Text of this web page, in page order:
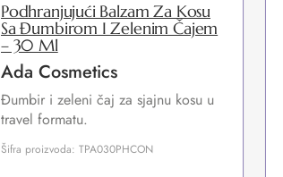
Podhranjujući Balzam Za Kosu
Sa Đumbirom I Zelenim Čajem
– 30 Ml
Ada Cosmetics
Đumbir i zeleni čaj za sjajnu kosu u
travel formatu.
Šifra proizvoda: TPA030PHCON